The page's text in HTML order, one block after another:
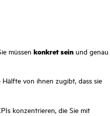
müssen konkret sein und genau
von ihnen zugibt, dass sie
konzentrieren, die Sie mit